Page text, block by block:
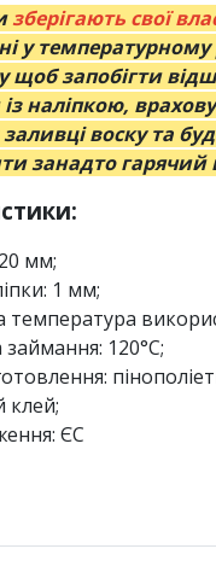
зберігають свої
у
щоб запобігти
наліпкою,
воску та
занадто гарячий
мм;
1 мм;
120°C;
клей;
ЄС